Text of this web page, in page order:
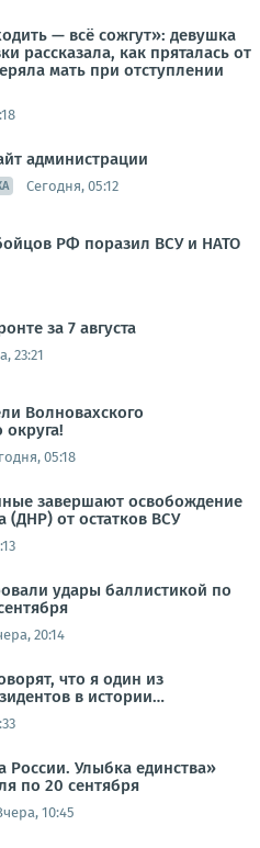
— всё сожгут»: девушка
рассказала, как пряталась от
мать при отступлении
администрации
Сегодня, 05:12
РФ поразил ВСУ и НАТО
за 7 августа
23:21
Волновахского
05:18
завершают освобождение
(ДНР) от остатков ВСУ
удары баллистикой по
20:14
что я один из
в истории…
России. Улыбка единства»
по 20 сентября
10:45